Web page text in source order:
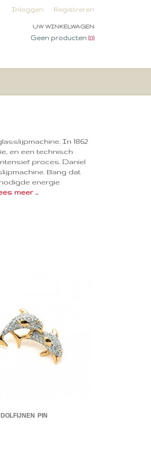
Inloggen Registreren
UW WINKELWAGEN
Geen producten (0)
In 1862
en een technisch
proces. Daniel
Bang dat
energie
meer ...
pin